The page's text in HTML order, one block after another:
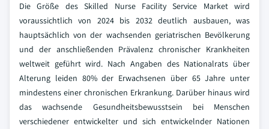
Die Größe des Skilled Nurse Facility Service Market wird
voraussichtlich von 2024 bis 2032 deutlich ausbauen, was
hauptsächlich von der wachsenden geriatrischen Bevölkerung
und der anschließenden Prävalenz chronischer Krankheiten
weltweit geführt wird. Nach Angaben des Nationalrats über
Alterung leiden 80% der Erwachsenen über 65 Jahre unter
mindestens einer chronischen Erkrankung. Darüber hinaus wird
das wachsende Gesundheitsbewusstsein bei Menschen
verschiedener entwickelter und sich entwickelnder Nationen